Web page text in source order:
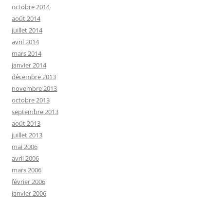
octobre 2014
août 2014
juillet 2014
avril 2014
mars 2014
janvier 2014
décembre 2013
novembre 2013
octobre 2013
septembre 2013
août 2013
juillet 2013
mai 2006
avril 2006
mars 2006
février 2006
janvier 2006